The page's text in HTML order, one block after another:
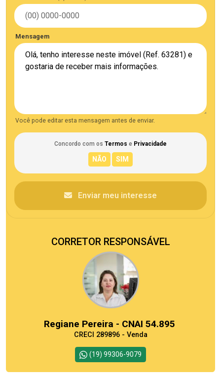
Mensagem
Você pode editar esta mensagem antes de enviar.
Concordo com os Termos e Privacidade
Enviar meu interesse
CORRETOR RESPONSÁVEL
Regiane Pereira - CNAI 54.895
CRECI 289896 - Venda
(19) 99306-9079